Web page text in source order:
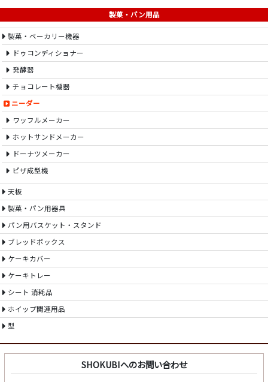
製菓・パン用品
製菓・ベーカリー機器
ドゥコンディショナー
発酵器
チョコレート機器
ニーダー
ワッフルメーカー
ホットサンドメーカー
ドーナツメーカー
ピザ成型機
天板
製菓・パン用器具
パン用バスケット・スタンド
ブレッドボックス
ケーキカバー
ケーキトレー
シート 消耗品
ホイップ関連用品
型
SHOKUBIへのお問い合わせ